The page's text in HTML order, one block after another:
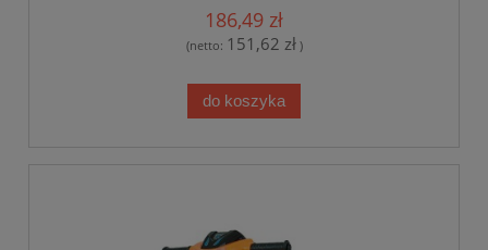
186,49 zł
(netto: 151,62 zł)
do koszyka